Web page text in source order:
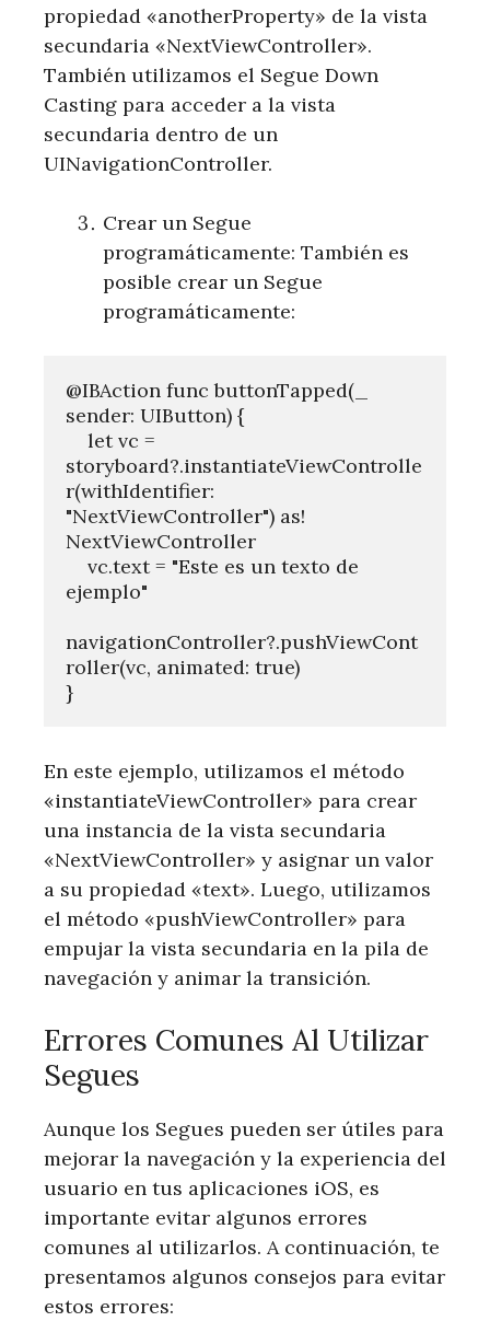
propiedad «anotherProperty» de la vista
secundaria «NextViewController».
También utilizamos el Segue Down
Casting para acceder a la vista
secundaria dentro de un
UINavigationController.
Crear un Segue
programáticamente: También es
posible crear un Segue
programáticamente:
@IBAction func buttonTapped(_
sender: UIButton) {
storyboard?.instantiateViewControlle
r(withIdentifier:
"NextViewController") as!
NextViewController
ejemplo"
navigationController?.pushViewCont
roller(vc, animated: true)
En este ejemplo, utilizamos el método
«instantiateViewController» para crear
una instancia de la vista secundaria
«NextViewController» y asignar un valor
a su propiedad «text». Luego, utilizamos
el método «pushViewController» para
empujar la vista secundaria en la pila de
navegación y animar la transición.
Errores Comunes Al Utilizar
Segues
Aunque los Segues pueden ser útiles para
mejorar la navegación y la experiencia del
usuario en tus aplicaciones iOS, es
importante evitar algunos errores
comunes al utilizarlos. A continuación, te
presentamos algunos consejos para evitar
estos errores: